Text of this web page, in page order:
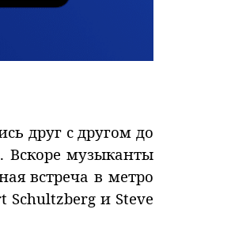
друг с другом до
Вскоре музыканты
встреча в метро
и Steve